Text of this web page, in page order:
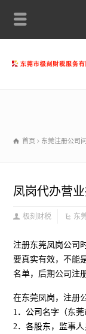
首页 东莞注册公司
凤岗代办营
极刻财税 东
注册东莞凤岗公司
要真实有效，不能
名单，后期公司注
在东莞凤岗，注册
1．公司名字（东
2．各股东，监事人